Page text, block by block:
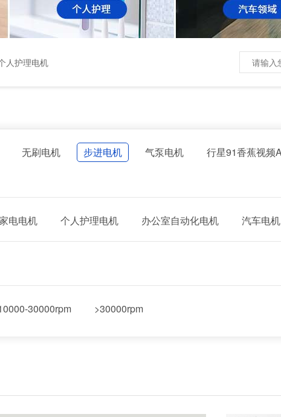
人护理电机
无刷电机 步进电机 气泵电机
行星91香蕉视频
电电机 个人护理电机 办公室自动化电机 汽车电机
30000rpm >30000rpm